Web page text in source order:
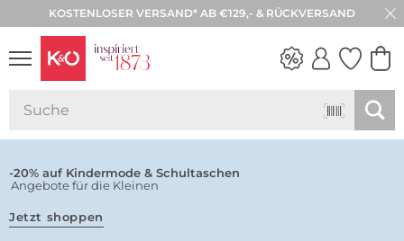
KOSTENLOSER VERSAND* AB €129,- & RÜCKVERSAND
-20% auf Kindermode & Schultaschen
Angebote für die Kleinen
Jetzt shoppen